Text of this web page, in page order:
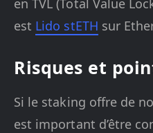
en TVL (Total Value
est Lido stETH sur
Risques et
Si le staking offre de
est important d’être